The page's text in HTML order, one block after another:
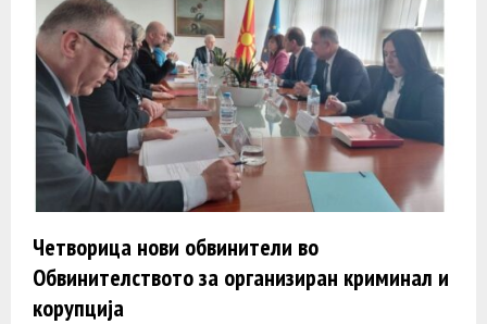
Четворица нови обвинители во
Обвинителството за организиран криминал и
корупција